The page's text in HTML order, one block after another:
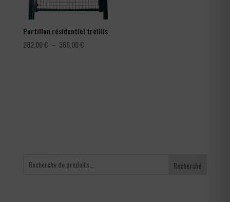
Portillon résidentiel treillis
282,00€ – 366,00€Plage
Recherche